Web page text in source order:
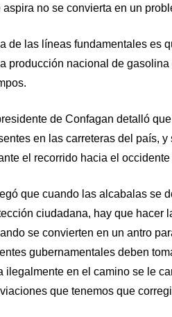
aspira no se convierta en un
de las líneas fundamentales es
producción nacional de
de Confagan detalló
en las carreteras del país,
el recorrido hacia el
que cuando las alcabalas se
ciudadana, hay que hacer
se convierten en un antro
gubernamentales deben
ilegalmente en el camino se le
que tenemos que